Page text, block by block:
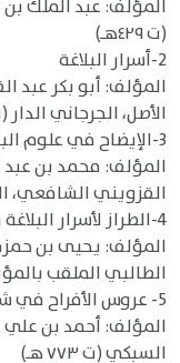
المؤلف: عبد الملك
(ت ٤٢٩هـ)
2-أسرار البلاغة
المؤلف: أبو بكر عبد
الأصل، الجرجاني الدار (ت
3-الإيضاح في علوم البلاغة
المؤلف: محمد بن عبد
القزويني الشافعي،
4-الطراز لأسرار البلاغة وعلوم حقائق الإعجاز
المؤلف: يحيى بن
الطالبي الملقب بالمؤيد
5- عروس الأفراح في شرح تلخيص المفتاح
المؤلف: أحمد بن علي
السبكي (ت ٧٧٣ هـ)